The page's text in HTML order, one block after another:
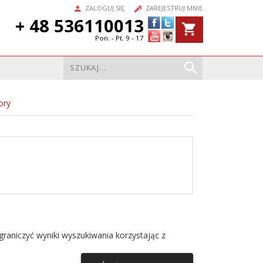
ZALOGUJ SIĘ ZAREJESTRUJ MNIE
+ 48 536110013
Pon. - Pt. 9 - 17
wyniki wyszukiwania korzystając z